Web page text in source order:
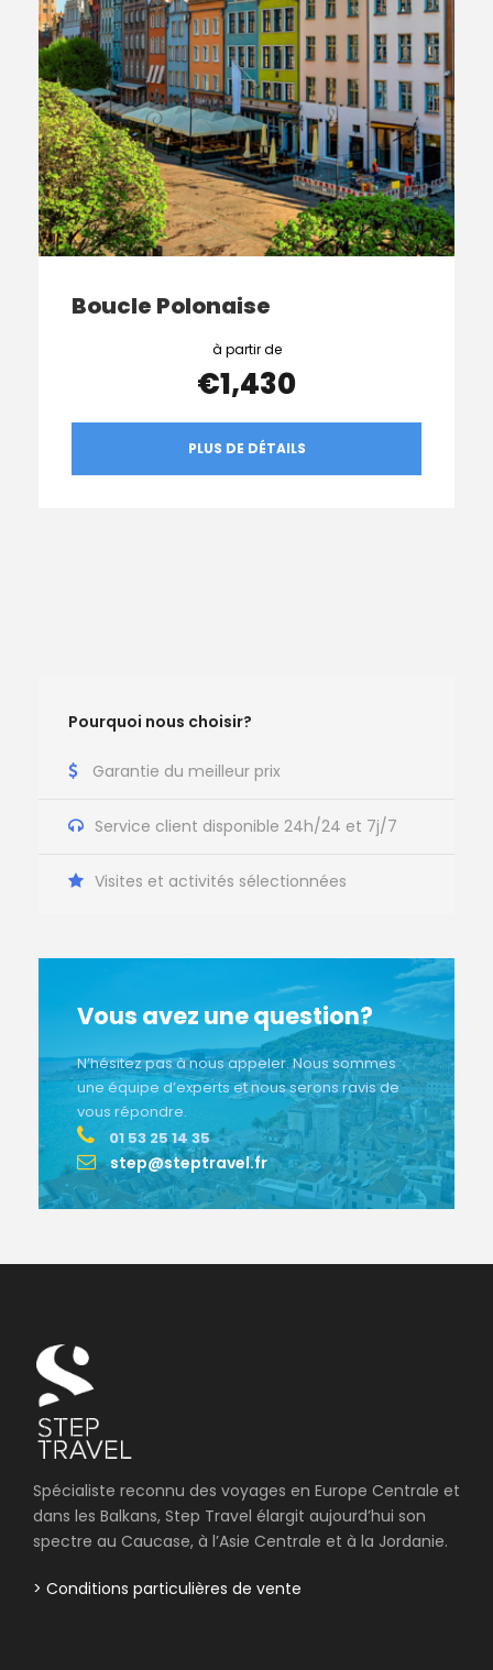
Boucle Polonaise
€1,430
Pourquoi nous choisir?
Garantie du meilleur prix
Service client disponible 24h/24 et 7j/7
Visites et activités sélectionnées
Vous avez une question?
N’hésitez pas à nous appeler. Nous sommes
une équipe d’experts et nous serons ravis de
vous répondre.
01 53 25 14 35
step@steptravel.fr
Spécialiste reconnu des voyages en Europe Centrale et
dans les Balkans, Step Travel élargit aujourd’hui son
spectre au Caucase, à l’Asie Centrale et à la Jordanie.
> Conditions particulières de vente